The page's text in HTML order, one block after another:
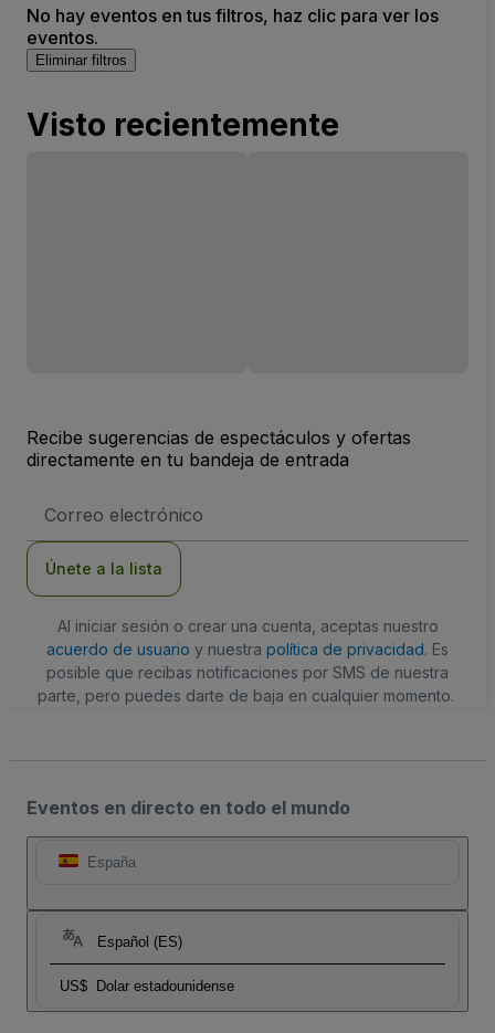
No hay eventos en tus filtros, haz clic para ver los
eventos.
Eliminar filtros
Visto recientemente
Recibe sugerencias de espectáculos y ofertas
directamente en tu bandeja de entrada
de
Únete a la lista
Al iniciar sesión o crear una cuenta, aceptas nuestro
acuerdo de usuario y nuestra política de privacidad. Es
posible que recibas notificaciones por SMS de nuestra
parte, pero puedes darte de baja en cualquier momento.
Eventos en directo en todo el mundo
España
Español (ES)
US$ Dolar estadounidense